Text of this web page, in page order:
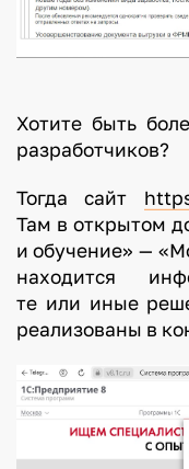
Хотите быть
разработчиков?
Тогда сайт
Там в открытом
и обучение» —
находится
те или иные
реализованы в